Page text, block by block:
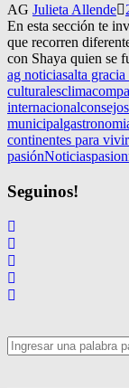
AG Julieta Allende
En esta sección te
que recorren
con Shaya quien se
ag noticiasalta
culturalesclima
internacionalconsejos
municipal
continentes para
pasiónNoticiaspasion
Seguinos!
Search
for: